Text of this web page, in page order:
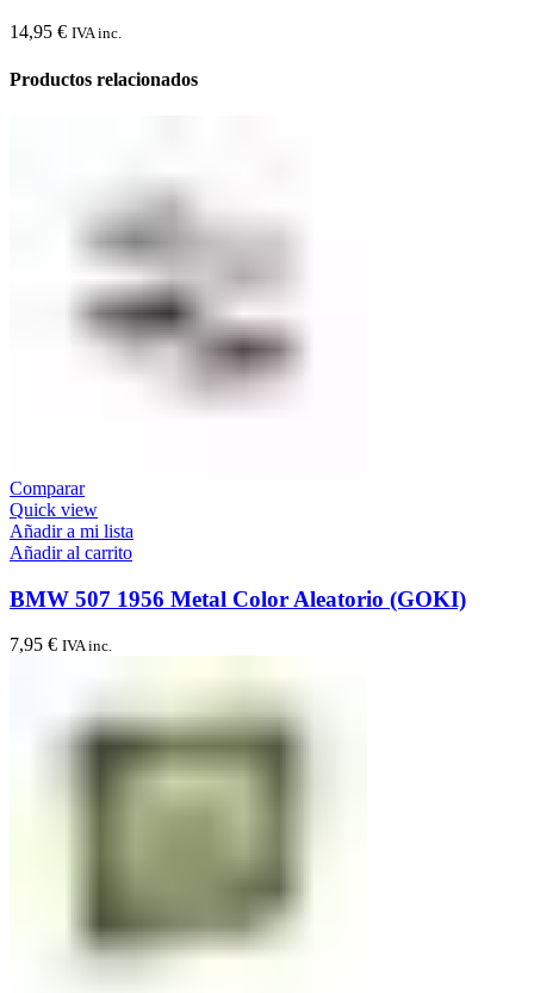
14,95 € IVA inc.
Productos relacionados
Comparar
Quick view
Añadir a mi lista
Añadir al carrito
BMW 507 1956 Metal Color Aleatorio (GOKI)
7,95 € IVA inc.